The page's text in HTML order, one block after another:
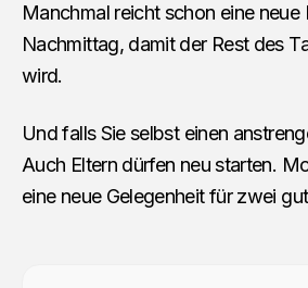
Manchmal reicht schon eine neue
Nachmittag, damit der Rest des
wird.
Und falls Sie selbst einen
Auch Eltern dürfen neu starten.
eine neue Gelegenheit für zwei